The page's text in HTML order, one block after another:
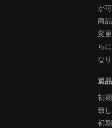
が
商
変
ら
な
返
初
致
初